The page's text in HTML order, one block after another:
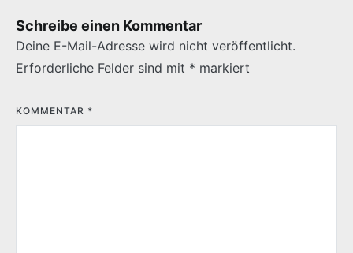
Schreibe einen Kommentar
Deine E-Mail-Adresse wird nicht veröffentlicht.
Erforderliche Felder sind mit * markiert
KOMMENTAR *